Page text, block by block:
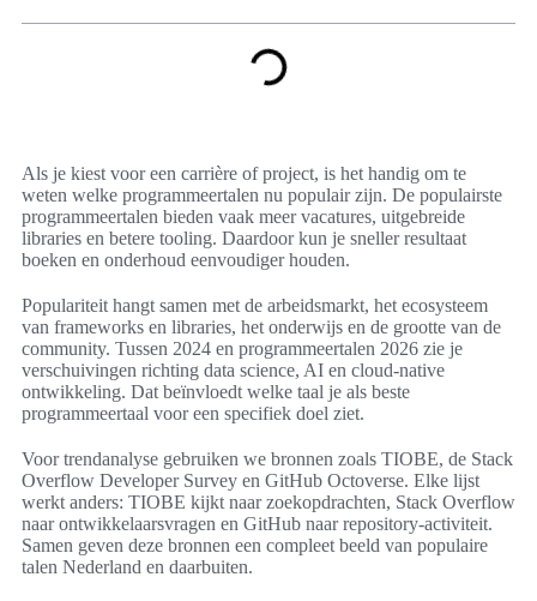
Als je kiest voor een carrière of project, is het handig om te
weten welke programmeertalen nu populair zijn. De populairste
programmeertalen bieden vaak meer vacatures, uitgebreide
libraries en betere tooling. Daardoor kun je sneller resultaat
boeken en onderhoud eenvoudiger houden.
Populariteit hangt samen met de arbeidsmarkt, het ecosysteem
van frameworks en libraries, het onderwijs en de grootte van de
community. Tussen 2024 en programmeertalen 2026 zie je
verschuivingen richting data science, AI en cloud-native
ontwikkeling. Dat beïnvloedt welke taal je als beste
programmeertaal voor een specifiek doel ziet.
Voor trendanalyse gebruiken we bronnen zoals TIOBE, de Stack
Overflow Developer Survey en GitHub Octoverse. Elke lijst
werkt anders: TIOBE kijkt naar zoekopdrachten, Stack Overflow
naar ontwikkelaarsvragen en GitHub naar repository-activiteit.
Samen geven deze bronnen een compleet beeld van populaire
talen Nederland en daarbuiten.